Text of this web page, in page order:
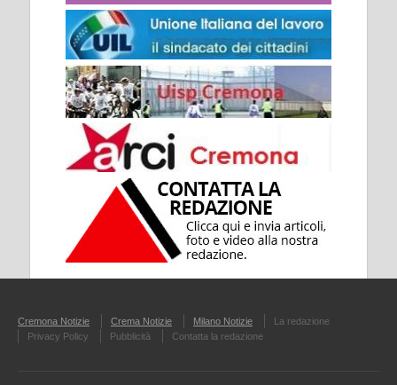
Cremona Notizie Crema Notizie Milano Notizie
La redazione
Privacy Policy
Pubblicità Contatta la redazione